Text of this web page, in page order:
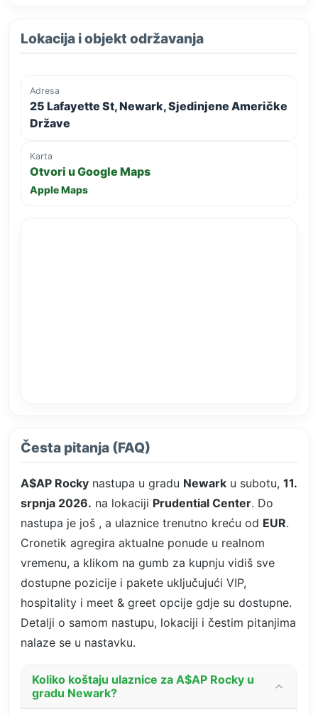
Lokacija i objekt održavanja
Adresa
25 Lafayette St, Newark, Sjedinjene Američke
Države
Karta
Otvori u Google Maps
Apple Maps
Česta pitanja (FAQ)
A$AP Rocky nastupa u gradu Newark u subotu, 11.
srpnja 2026. na lokaciji Prudential Center. Do
nastupa je još , a ulaznice trenutno kreću od EUR.
Cronetik agregira aktualne ponude u realnom
vremenu, a klikom na gumb za kupnju vidiš sve
dostupne pozicije i pakete uključujući VIP,
hospitality i meet & greet opcije gdje su dostupne.
Detalji o samom nastupu, lokaciji i čestim pitanjima
nalaze se u nastavku.
Koliko koštaju ulaznice za A$AP Rocky u
gradu Newark?